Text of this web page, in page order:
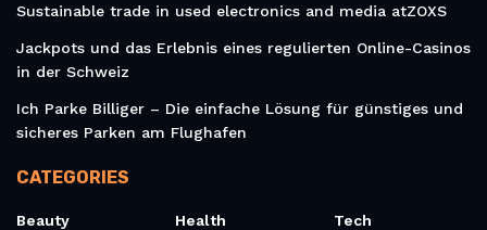
Sustainable trade in used electronics and media atZOXS
Jackpots und das Erlebnis eines regulierten Online-Casinos
in der Schweiz
Ich Parke Billiger – Die einfache Lösung für günstiges und
sicheres Parken am Flughafen
CATEGORIES
Beauty Health Tech